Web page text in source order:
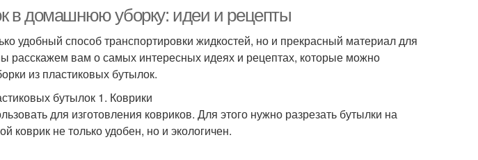
в домашнюю уборку: идеи и рецепты
удобный способ транспортировки жидкостей, но и прекрасный материал для
расскажем вам о самых интересных идеях и рецептах, которые можно
из пластиковых бутылок.
бутылок 1. Коврики
для изготовления ковриков. Для этого нужно разрезать бутылки на
коврик не только удобен, но и экологичен.